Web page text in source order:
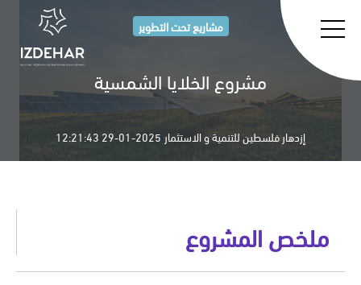
مشاريع تحت التطوير
مشروع الخلايا الشمسية
إزدهار فلسطين للتنمية و الاستثمار 2025-01-29 12:21:43
ملخص المشروع